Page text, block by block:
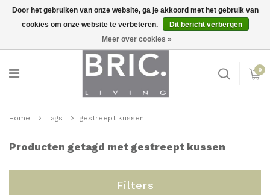
Inloggen
0
Home Tags gestreept kussen
Producten getagd met gestreept kussen
Filters
Door het gebruiken van onze website, ga je akkoord met het gebruik van
cookies om onze website te verbeteren.
Dit bericht verbergen
Meer over cookies »